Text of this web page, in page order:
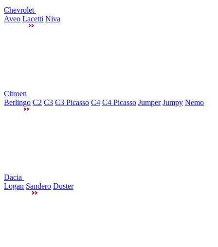
Chevrolet
Aveo Lacetti Niva
Citroen
Berlingo C2 C3 C3 Picasso C4 C4 Picasso Jumper Jumpy Nemo
Dacia
Logan Sandero Duster